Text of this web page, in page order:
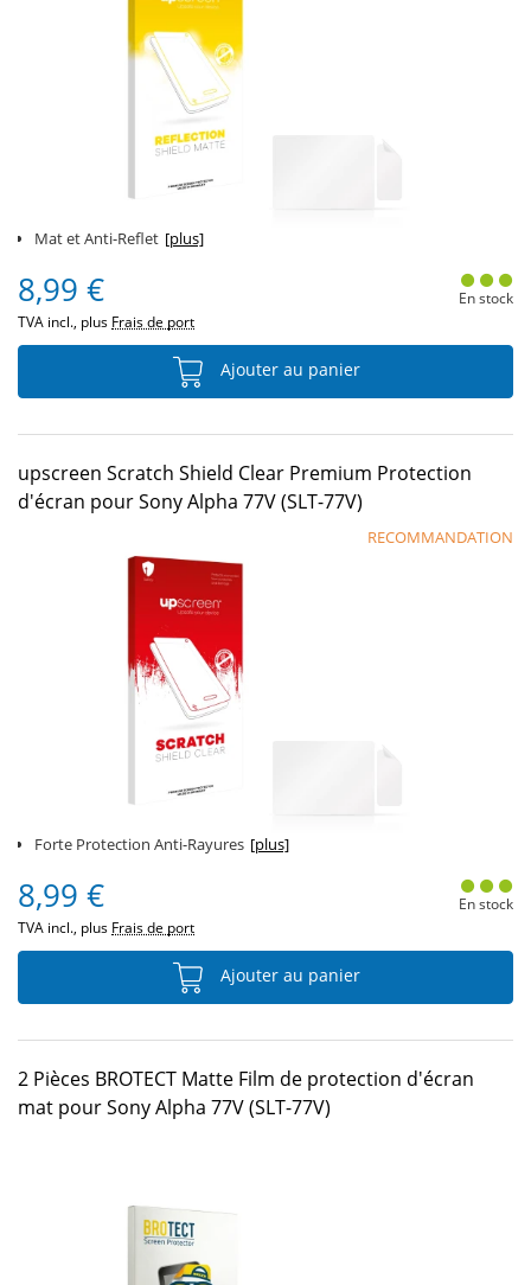
Mat et Anti-Reflet [plus]
8,99 €
TVA incl., plus Frais de port
En stock
Ajouter au panier
upscreen Scratch Shield Clear Premium Protection
d'écran pour Sony Alpha 77V (SLT-77V)
RECOMMANDATION
Forte Protection Anti-Rayures [plus]
8,99 €
TVA incl., plus Frais de port
En stock
Ajouter au panier
2 Pièces BROTECT Matte Film de protection d'écran
mat pour Sony Alpha 77V (SLT-77V)